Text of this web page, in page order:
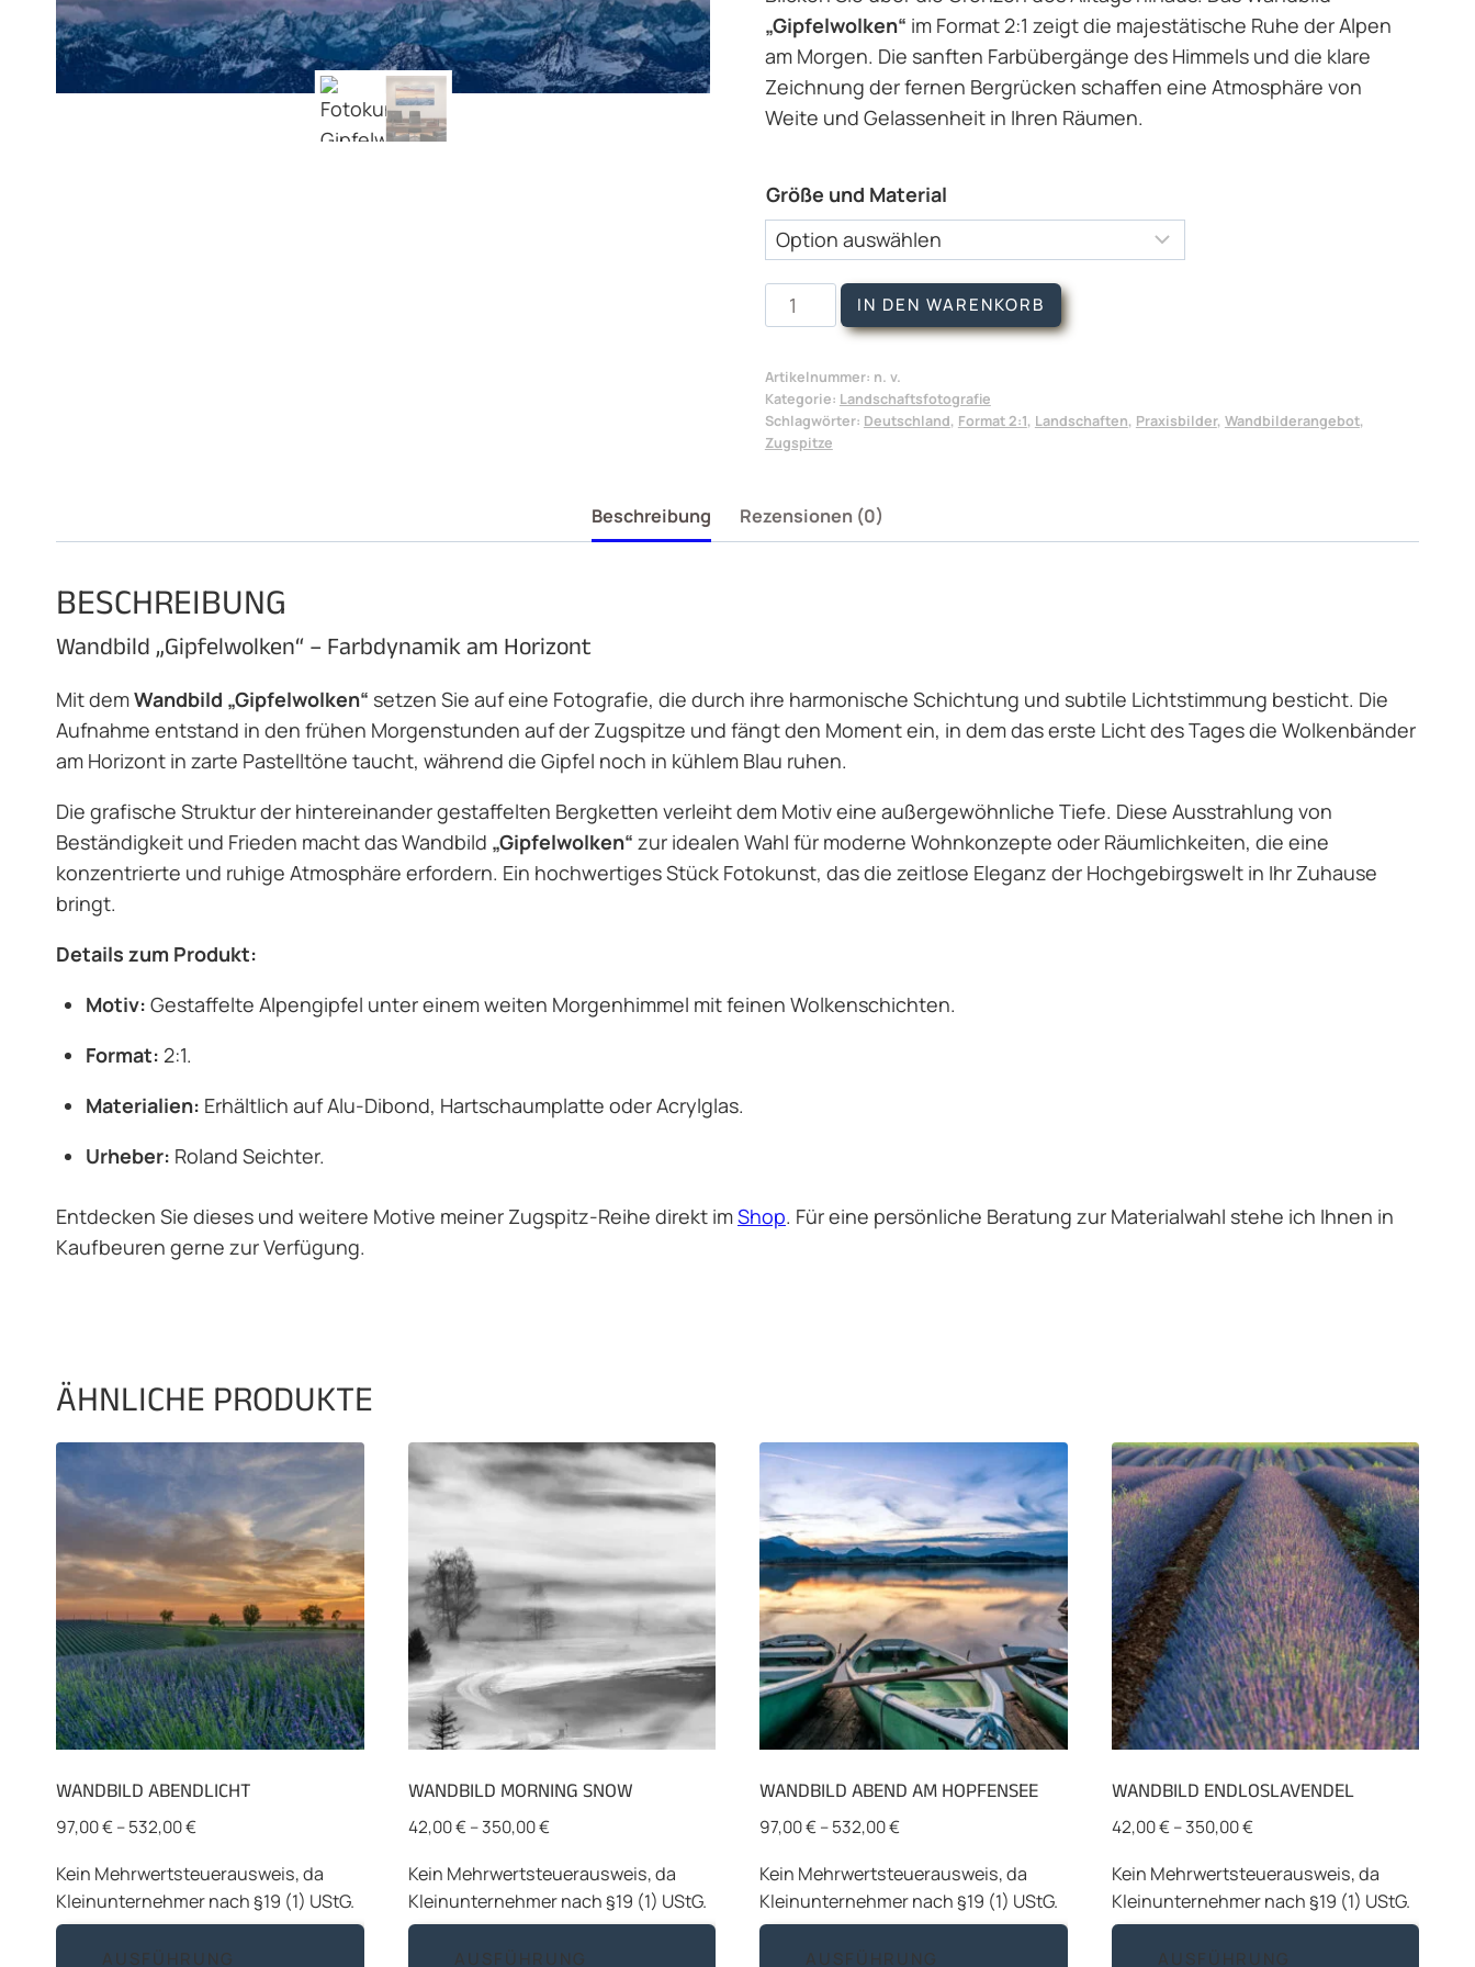
„Gipfelwolken“ im Format 2:1 zeigt die majestätische Ruhe der Alpen
am Morgen. Die sanften Farbübergänge des Himmels und die klare
Zeichnung der fernen Bergrücken schaffen eine Atmosphäre von
Weite und Gelassenheit in Ihren Räumen.
Größe und Material
Wandbild
Gipfelwolken
IN DEN WARENKORB
Artikelnummer: n. v.
Kategorie: Landschaftsfotografie
Schlagwörter: Deutschland, Format 2:1, Landschaften, Praxisbilder, Wandbilderangebot,
Zugspitze
Beschreibung Rezensionen (0)
BESCHREIBUNG
Wandbild „Gipfelwolken“ – Farbdynamik am Horizont
Mit demWandbild „Gipfelwolken“ setzen Sie auf eine Fotografie, die durch ihre harmonische Schichtung und subtile Lichtstimmung besticht. Die
Aufnahme entstand in den frühen Morgenstunden auf der Zugspitze und fängt den Moment ein, in dem das erste Licht des Tages die Wolkenbänder
am Horizont in zarte Pastelltöne taucht, während die Gipfel noch in kühlem Blau ruhen.
Die grafische Struktur der hintereinander gestaffelten Bergketten verleiht dem Motiv eine außergewöhnliche Tiefe. Diese Ausstrahlung von
Beständigkeit und Frieden macht das Wandbild „Gipfelwolken“ zur idealen Wahl für moderne Wohnkonzepte oder Räumlichkeiten, die eine
konzentrierte und ruhige Atmosphäre erfordern. Ein hochwertiges Stück Fotokunst, das die zeitlose Eleganz der Hochgebirgswelt in Ihr Zuhause
bringt.
Details zum Produkt:
Motiv: Gestaffelte Alpengipfel unter einem weiten Morgenhimmel mit feinen Wolkenschichten.
Format: 2:1.
Materialien: Erhältlich auf Alu-Dibond, Hartschaumplatte oder Acrylglas.
Urheber: Roland Seichter.
Entdecken Sie dieses und weitere Motive meiner Zugspitz-Reihe direkt imShop. Für eine persönliche Beratung zur Materialwahl stehe ich Ihnen in
Kaufbeuren gerne zur Verfügung.
ÄHNLICHE PRODUKTE
WANDBILD ABENDLICHT
97,00€–532,00€
Kein Mehrwertsteuerausweis, da
Kleinunternehmer nach §19 (1) UStG.
AUSFÜHRUNG
Dieses
WANDBILD MORNING SNOW
42,00€–350,00€
Kein Mehrwertsteuerausweis, da
Kleinunternehmer nach §19 (1) UStG.
AUSFÜHRUNG
Dieses
WANDBILD ABEND AM HOPFENSEE
97,00€–532,00€
Kein Mehrwertsteuerausweis, da
Kleinunternehmer nach §19 (1) UStG.
AUSFÜHRUNG
Dieses
WANDBILD ENDLOSLAVENDEL
42,00€–350,00€
Kein Mehrwertsteuerausweis, da
Kleinunternehmer nach §19 (1) UStG.
AUSFÜHRUNG